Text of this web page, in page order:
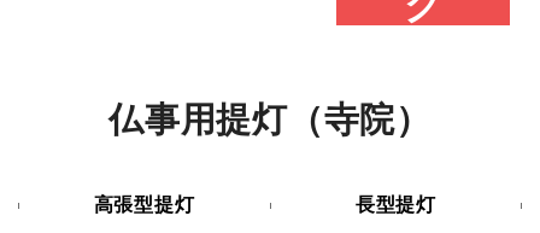
仏事用提灯（寺院）
高張型提灯 長型提灯